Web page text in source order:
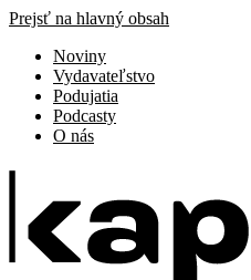
Prejsť na hlavný obsah
Noviny
Vydavateľstvo
Podujatia
Podcasty
O nás